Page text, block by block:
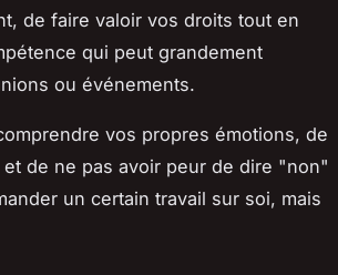
de faire valoir vos droits tout en
qui peut grandement
ou événements.
vos propres émotions, de
de ne pas avoir peur de dire "non"
un certain travail sur soi, mais